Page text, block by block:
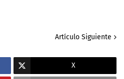
Artículo Siguiente
X